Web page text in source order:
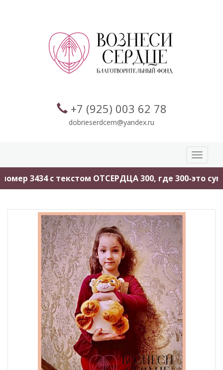
+7 (925) 003 62 78
dobrieserdcem@yandex.ru
Toggle
3434 с текстом ОТСЕРДЦА 300, где 300-это